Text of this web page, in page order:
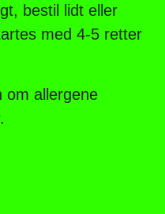
bestil lidt eller
med 4-5 retter
om allergene